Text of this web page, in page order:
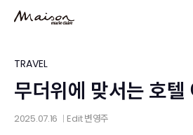
content
TRAVEL
무더위에 맞서는 호텔
2025.07.16 Edit변영주